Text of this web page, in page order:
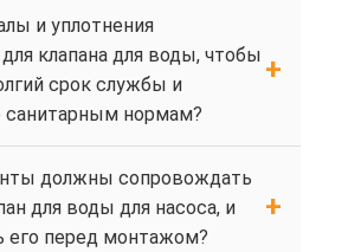
и уплотнения
клапана для воды, чтобы
срок службы и
санитарным нормам?
должны сопровождать
для воды для насоса, и
его перед монтажом?